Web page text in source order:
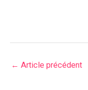
← Article précédent